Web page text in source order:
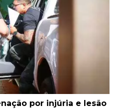
por injúria e lesão